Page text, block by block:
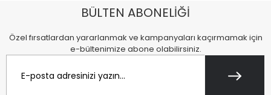
BÜLTEN ABONELİĞİ
Özel fırsatlardan yararlanmak ve kampanyaları kaçırmamak için
e-bültenimize abone olabilirsiniz.